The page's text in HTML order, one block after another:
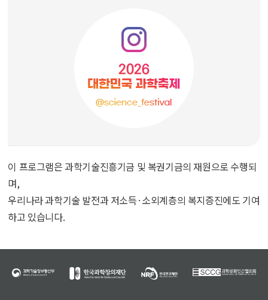
이 프로그램은 과학기술진흥기금 및 복권기금의 재원으로 수행되
며,
우리나라 과학기술 발전과 저소득·소외계층의 복지증진에도 기여
하고 있습니다.